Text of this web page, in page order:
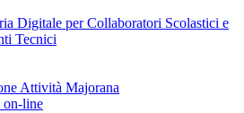
Digitale per Collaboratori Scolastici e
Tecnici
Attività Majorana
line